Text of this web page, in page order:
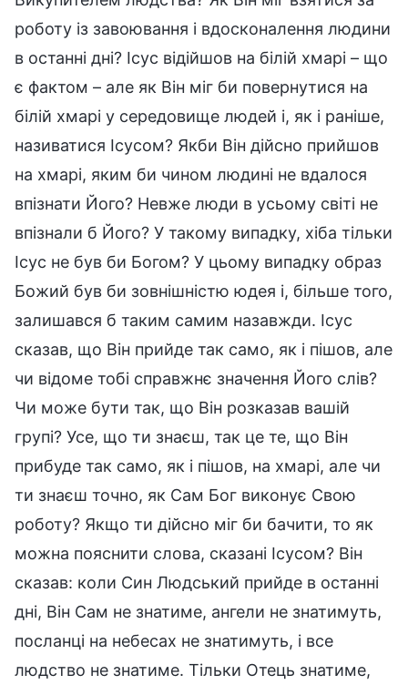
роботу із завоювання і вдосконалення людини
в останні дні? Ісус відійшов на білій хмарі – що
є фактом – але як Він міг би повернутися на
білій хмарі у середовище людей і, як і раніше,
називатися Ісусом? Якби Він дійсно прийшов
на хмарі, яким би чином людині не вдалося
впізнати Його? Невже люди в усьому світі не
впізнали б Його? У такому випадку, хіба тільки
Ісус не був би Богом? У цьому випадку образ
Божий був би зовнішністю юдея і, більше того,
залишався б таким самим назавжди. Ісус
сказав, що Він прийде так само, як і пішов, але
чи відоме тобі справжнє значення Його слів?
Чи може бути так, що Він розказав вашій
групі? Усе, що ти знаєш, так це те, що Він
прибуде так само, як і пішов, на хмарі, але чи
ти знаєш точно, як Сам Бог виконує Свою
роботу? Якщо ти дійсно міг би бачити, то як
можна пояснити слова, сказані Ісусом? Він
сказав: коли Син Людський прийде в останні
дні, Він Сам не знатиме, ангели не знатимуть,
посланці на небесах не знатимуть, і все
людство не знатиме. Тільки Отець знатиме,